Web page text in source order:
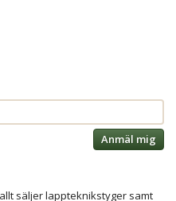
Anmäl mig
säljer lappteknikstyger samt